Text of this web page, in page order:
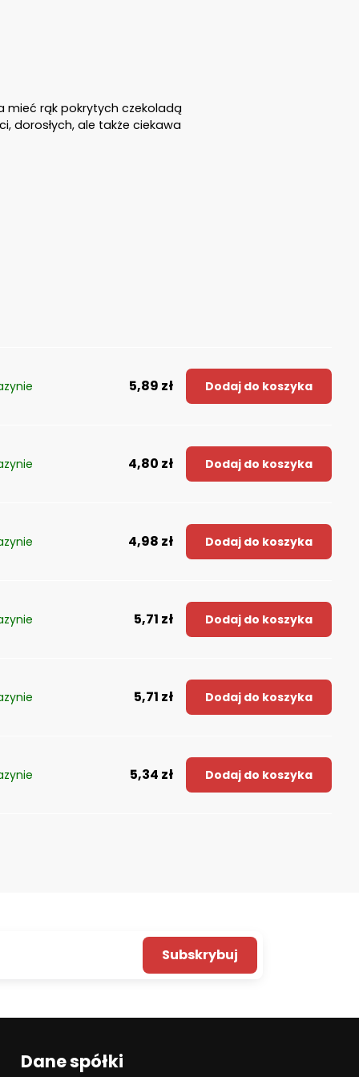
mieć rąk pokrytych czekoladą
dorosłych, ale także ciekawa
5,89 zł Dodaj do koszyka
4,80 zł Dodaj do koszyka
4,98 zł Dodaj do koszyka
5,71 zł Dodaj do koszyka
5,71 zł Dodaj do koszyka
5,34 zł Dodaj do koszyka
Subskrybuj
Dane spółki